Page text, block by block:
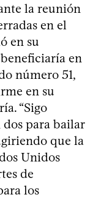
la reunión
en el
en su
en
número 51,
en su
“Sigo
dos para bailar
que la
Unidos
de
los